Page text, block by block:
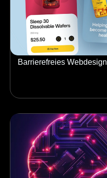
Barrierefreies Webdesign